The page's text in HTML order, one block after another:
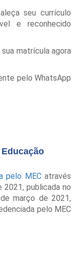
seu currículo
e reconhecido
matrícula agora
pelo WhatsApp
pelo MECatravés
2021, publicada no
março de 2021,
pelo MEC